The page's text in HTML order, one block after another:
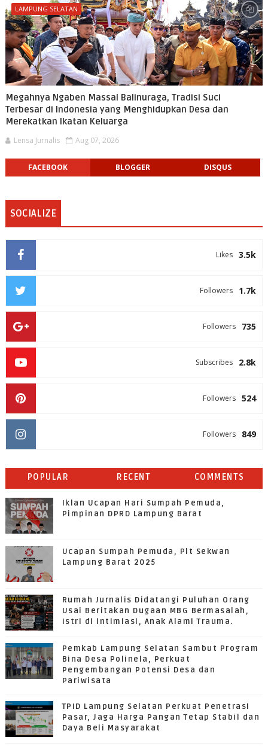
LAMPUNG SELATAN
Megahnya Ngaben Massal Balinuraga, Tradisi Suci
Terbesar di Indonesia yang Menghidupkan Desa dan
Merekatkan Ikatan Keluarga
Lensa Jurnalis Aug 07, 2026
FACEBOOK BLOGGER DISQUS
SOCIALIZE
3.5k
Likes
1.7k
Followers
735
Followers
2.8k
Subscribes
524
Followers
849
Followers
POPULAR RECENT COMMENTS
Iklan Ucapan Hari Sumpah Pemuda,
Pimpinan DPRD Lampung Barat
Ucapan Sumpah Pemuda, Plt Sekwan
Lampung Barat 2025
Rumah Jurnalis Didatangi Puluhan Orang
Usai Beritakan Dugaan MBG Bermasalah,
Istri di intimiasi, Anak Alami Trauma.
Pemkab Lampung Selatan Sambut Program
Bina Desa Polinela, Perkuat
Pengembangan Potensi Desa dan
Pariwisata
TPID Lampung Selatan Perkuat Penetrasi
Pasar, Jaga Harga Pangan Tetap Stabil dan
Daya Beli Masyarakat